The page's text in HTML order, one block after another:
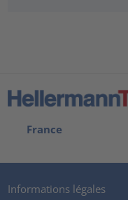
France
Informations légales